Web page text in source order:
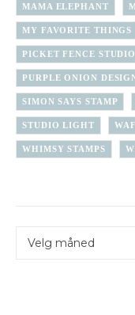
MAMA ELEPHANT
MY FAVORITE THINGS
PICKET FENCE
PURPLE ONION
SIMON SAYS STAMP
STUDIO LIGHT
WHIMSY STAMPS